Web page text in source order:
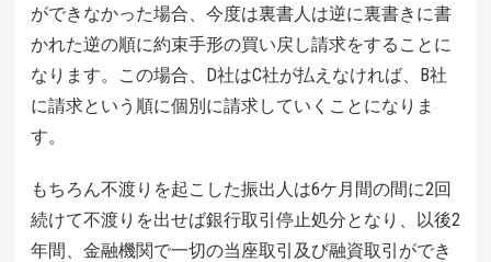
ができなかった場合、今度は裏書人は逆に裏書きに書
かれた逆の順に約束手形の買い戻し請求をすることに
なります。この場合、D社はC社が払えなければ、B社
に請求という順に個別に請求していくことになりま
す。
もちろん不渡りを起こした振出人は6ケ月間の間に2回
続けて不渡りを出せば銀行取引停止処分となり、以後2
年間、金融機関で一切の当座取引及び融資取引ができ